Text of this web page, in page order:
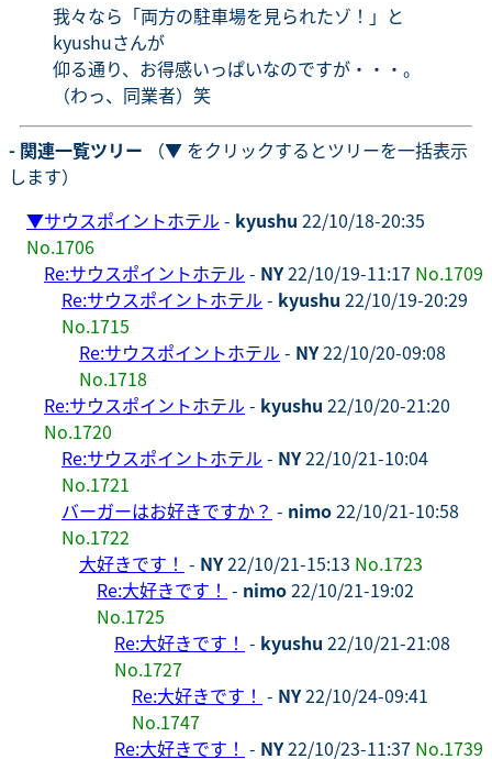
我々なら「両方の駐車場を見られたゾ！」と
kyushuさんが
仰る通り、お得感いっぱいなのですが・・・。
（わっ、同業者）笑
- 関連一覧ツリー （▼ をクリックするとツリーを一括表示
します）
▼サウスポイントホテル - kyushu 22/10/18-20:35
No.1706
Re:サウスポイントホテル - NY22/10/19-11:17 No.1709
Re:サウスポイントホテル - kyushu 22/10/19-20:29
No.1715
Re:サウスポイントホテル - NY22/10/20-09:08
No.1718
Re:サウスポイントホテル - kyushu 22/10/20-21:20
No.1720
Re:サウスポイントホテル - NY22/10/21-10:04
No.1721
バーガーはお好きですか？ - nimo22/10/21-10:58
No.1722
大好きです！ - NY22/10/21-15:13 No.1723
Re:大好きです！ - nimo22/10/21-19:02
No.1725
Re:大好きです！ - kyushu 22/10/21-21:08
No.1727
Re:大好きです！ - NY22/10/24-09:41
No.1747
Re:大好きです！ - NY22/10/23-11:37 No.1739